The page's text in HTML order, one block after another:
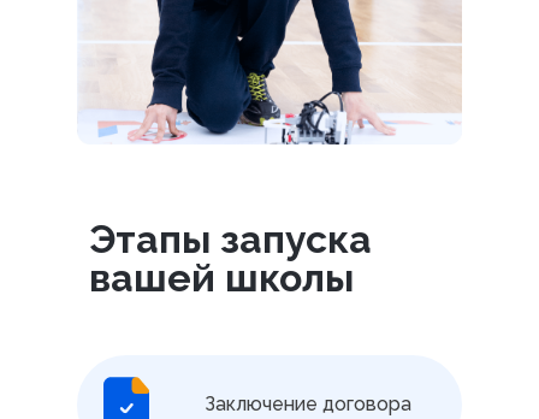
Этапы запуска
вашей школы
Заключение договора